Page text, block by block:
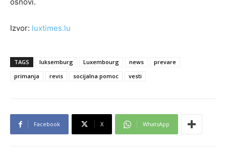
Izvor: luxtimes.lu
TAGS luksemburg Luxembourg news
prevare
primanja
revis socijalna pomoc vesti
Facebook X WhatsApp